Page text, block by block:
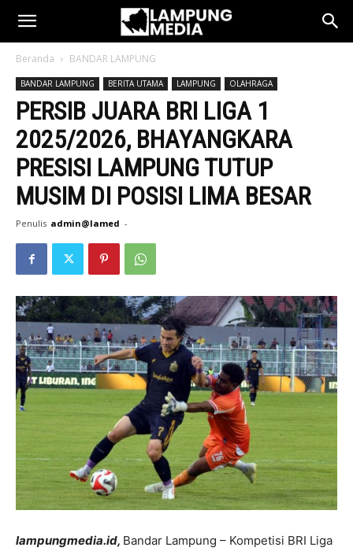
Beranda BANDAR LAMPUNG
BANDAR LAMPUNG BERITA UTAMA LAMPUNG OLAHRAGA
PERSIB JUARA BRI LIGA 1
2025/2026, BHAYANGKARA
PRESISI LAMPUNG TUTUP
MUSIM DI POSISI LIMA BESAR
Penulis admin@lamed -
lampungmedia.id, Bandar Lampung – Kompetisi BRI Liga